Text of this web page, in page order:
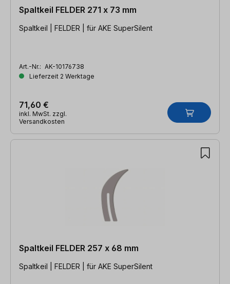
Spaltkeil FELDER 271 x 73 mm
Spaltkeil | FELDER | für AKE SuperSilent
Art.-Nr.: AK-10176738
Lieferzeit 2 Werktage
71,60 €
inkl. MwSt. zzgl.
Versandkosten
Spaltkeil FELDER 257 x 68 mm
Spaltkeil | FELDER | für AKE SuperSilent